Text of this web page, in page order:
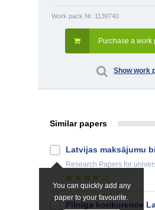
Work pack Nr. 1139740
Purchase a work
Show work
Similar papers
You can quickly add any
paper to your favourite.
Latvijas maksājumu
Research Papers for
Pilnīga konkurence